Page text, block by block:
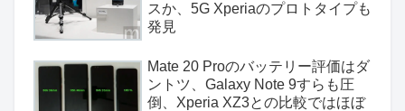
スか、5G Xperiaのプロトタイプも
発見
Mate 20 Proのバッテリー評価はダ
ントツ、Galaxy Note 9すらも圧
倒、Xperia XZ3との比較ではほぼ